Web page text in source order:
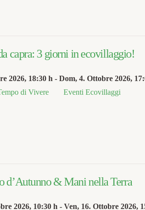
capra: 3 giorni in ecovillaggio!
2026, 18:30 h - Dom, 4. Ottobre 2026,
di Vivere
Eventi Ecovillaggi
d’Autunno & Mani nella Terra
2026, 10:30 h - Ven, 16. Ottobre 2026,